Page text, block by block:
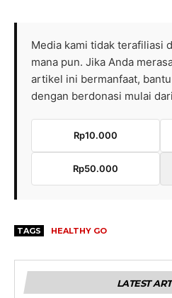
Media kami tidak terafiliasi
mana pun. Jika Anda
artikel ini bermanfaat,
dengan berdonasi mulai dari
Rp10.000
Rp50.000
TAGS HEALTHY GO
LATEST